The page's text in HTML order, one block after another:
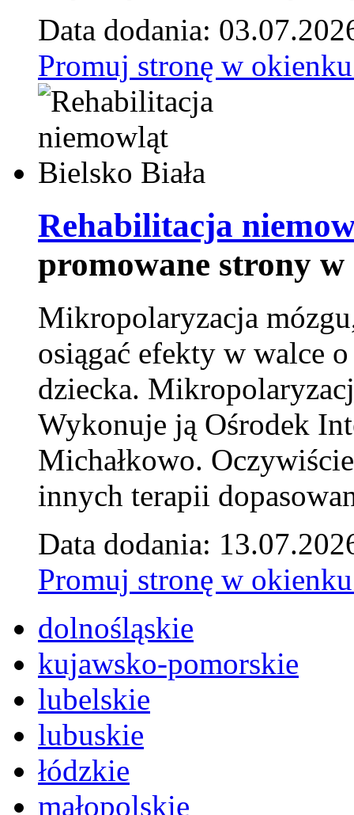
Data dodania:
Promuj stronę w
Rehabilitacja
promowane strony
Mikropolaryzacja
osiągać efekty w walce
dziecka.
Wykonuje ją Ośrodek
Michałkowo.
innych terapii
Data dodania:
Promuj stronę w
dolnośląskie
kujawsko-pomorskie
lubelskie
lubuskie
łódzkie
małopolskie